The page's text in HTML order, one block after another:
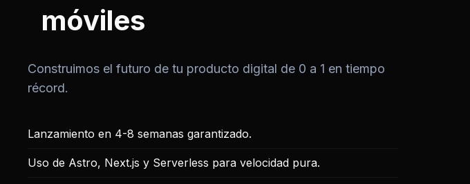
móviles
Construimos el futuro de tu producto digital de 0 a 1 en tiempo
récord.
Lanzamiento en 4-8 semanas garantizado.
Uso de Astro, Next.js y Serverless para velocidad pura.